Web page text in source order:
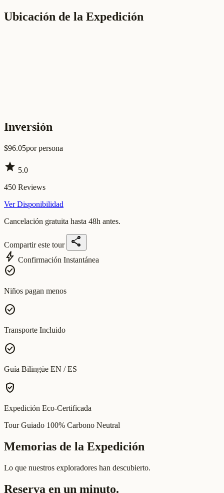
Ubicación de la Expedición
Inversión
$96.05por persona
star 5.0
450 Reviews
Ver Disponibilidad
Cancelación gratuita hasta 48h antes.
Compartir este tour
share
bolt Confirmación Instantánea
check_circle
Niños pagan menos
check_circle
Transporte Incluido
check_circle
Guía Bilingüe EN / ES
verified_user
Expedición Eco-Certificada
Tour Guiado 100% Carbono Neutral
Memorias de la Expedición
Lo que nuestros exploradores han descubierto.
Reserva en un minuto.